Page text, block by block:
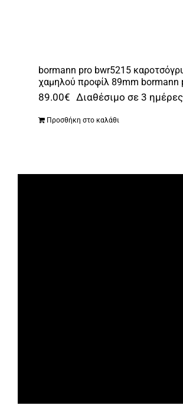
bormann pro bwr5215
χαμηλού προφίλ 89mm bormann
89.00€ Διαθέσιμο σε 3 ημέρες
Προσθήκη στο καλάθι